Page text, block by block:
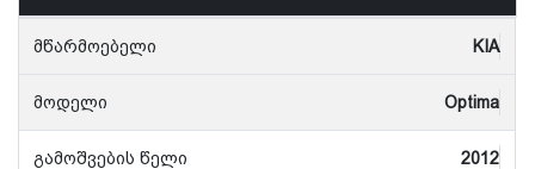
მწარმოებელი KIA
მოდელი Optima
გამოშვების წელი 2012